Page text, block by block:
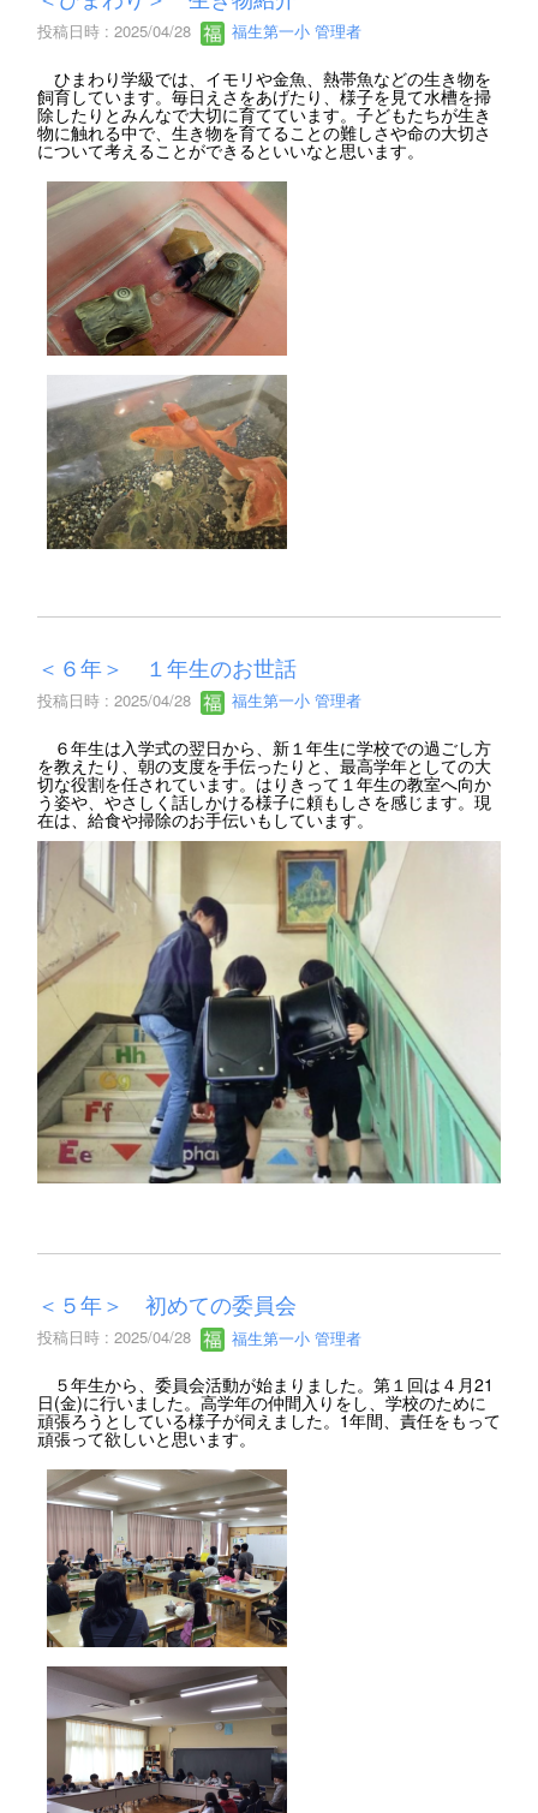
投稿日時 : 2025/04/28 福生第一小 管理者
ひまわり学級では、イモリや金魚、熱帯魚などの生き物を
飼育しています。毎日えさをあげたり、様子を見て水槽を掃
除したりとみんなで大切に育てています。子どもたちが生き
物に触れる中で、生き物を育てることの難しさや命の大切さ
について考えることができるといいなと思います。
＜６年＞ １年生のお世話
投稿日時 : 2025/04/28 福生第一小 管理者
６年生は入学式の翌日から、新１年生に学校での過ごし方
を教えたり、朝の支度を手伝ったりと、最高学年としての大
切な役割を任されています。はりきって１年生の教室へ向か
う姿や、やさしく話しかける様子に頼もしさを感じます。現
在は、給食や掃除のお手伝いもしています。
＜５年＞ 初めての委員会
投稿日時 : 2025/04/28 福生第一小 管理者
５年生から、委員会活動が始まりました。第１回は４月21
日(金)に行いました。高学年の仲間入りをし、学校のために
頑張ろうとしている様子が伺えました。1年間、責任をもって
頑張って欲しいと思います。